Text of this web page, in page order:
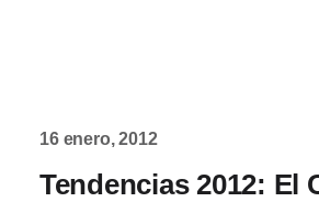
16 enero, 2012
Tendencias 2012: El